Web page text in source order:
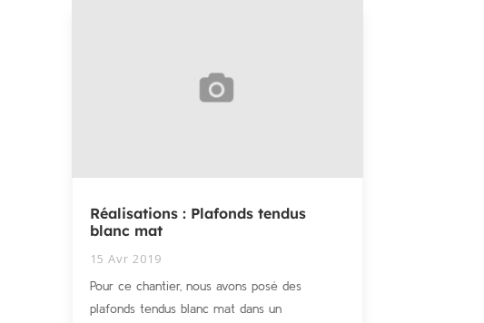
Réalisations : Plafonds tendus
blanc mat
15 Avr 2019
Pour ce chantier, nous avons posé des
plafonds tendus blanc mat dans un